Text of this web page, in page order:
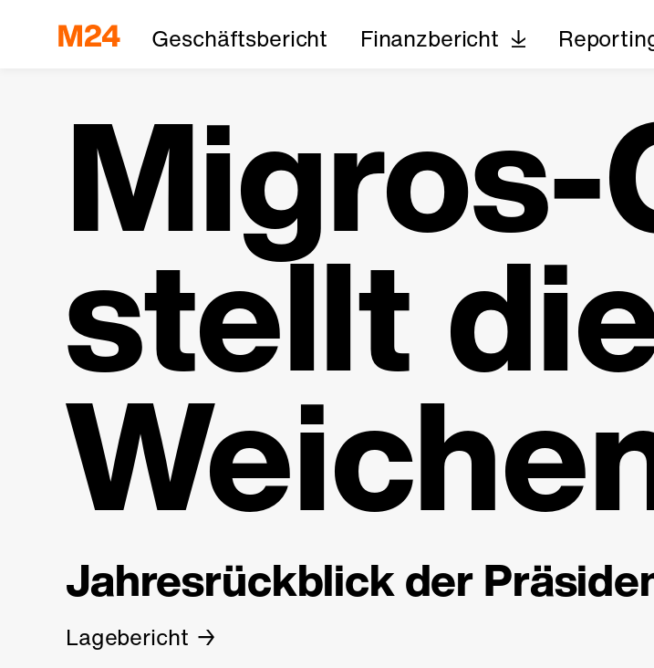
Geschäftsbericht Finanzbericht
stellt
Jahresrückblick der
Lagebericht